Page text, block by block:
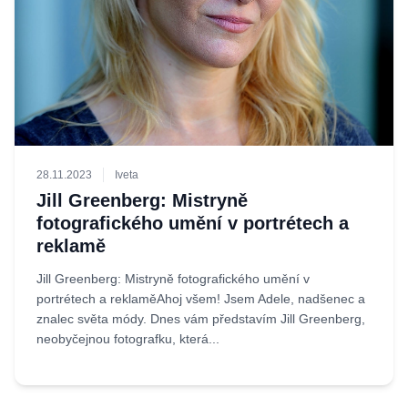
28.11.2023 Iveta
Jill Greenberg: Mistryně
fotografického umění v portrétech a
reklamě
Jill Greenberg: Mistryně fotografického umění v
portrétech a reklaměAhoj všem! Jsem Adele, nadšenec a
znalec světa módy. Dnes vám představím Jill Greenberg,
neobyčejnou fotografku, která...